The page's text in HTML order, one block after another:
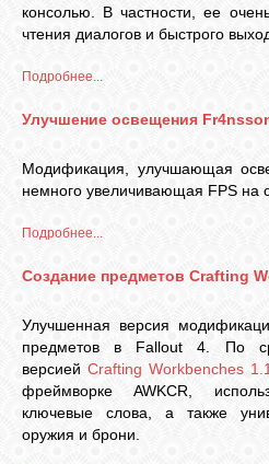
консолью. В частности, ее
чтения диалогов и быстрого
Подробнее...
Улучшение освещения
Модификация, улучшающая
немного увеличивающая FPS на
Подробнее...
Создание предметов Crafting
Улучшенная версия
предметов в Fallout 4. По
версией Crafting Workbenches
фреймворке AWKCR,
ключевые слова, а также
оружия и брони.